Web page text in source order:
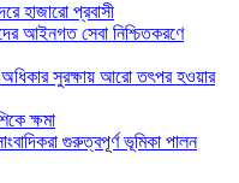
হাজারো প্রবাসী
আইনগত সেবা নিশ্চিতকরণে
অধিকার সুরক্ষায় আরো তৎপর হওয়ার
ক্ষমা
গুরুত্বপূর্ণ ভূমিকা পালন